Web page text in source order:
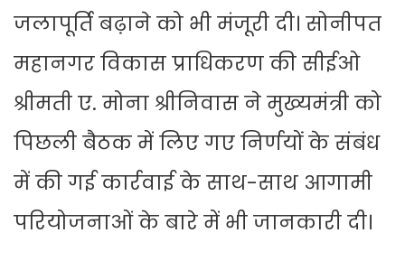
जलापूर्ति बढ़ाने को भी मंजूरी दी। सोनीपत
महानगर विकास प्राधिकरण की सीईओ
श्रीमती ए. मोना श्रीनिवास ने मुख्यमंत्री को
पिछली बैठक में लिए गए निर्णयों के संबंध
में की गई कार्रवाई के साथ-साथ आगामी
परियोजनाओं के बारे में भी जानकारी दी।